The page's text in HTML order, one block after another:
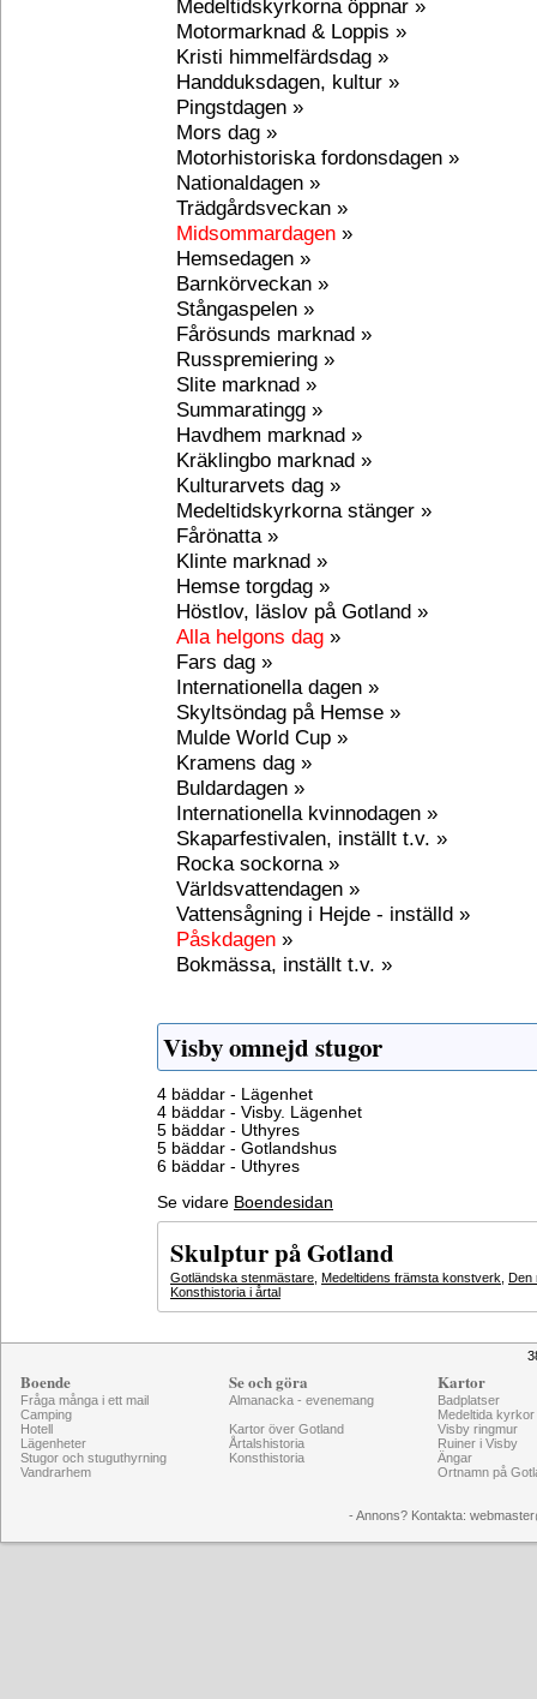
Medeltidskyrkorna öppnar »
Motormarknad & Loppis »
Kristi himmelfärdsdag »
Handduksdagen, kultur »
Pingstdagen »
Mors dag »
Motorhistoriska fordonsdagen »
Nationaldagen »
Trädgårdsveckan »
Midsommardagen »
Hemsedagen »
Barnkörveckan »
Stångaspelen »
Fårösunds marknad »
Russpremiering »
Slite marknad »
Summaratingg »
Havdhem marknad »
Kräklingbo marknad »
Kulturarvets dag »
Medeltidskyrkorna stänger »
Fårönatta »
Klinte marknad »
Hemse torgdag »
Höstlov, läslov på Gotland »
Alla helgons dag »
Fars dag »
Internationella dagen »
Skyltsöndag på Hemse »
Mulde World Cup »
Kramens dag »
Buldardagen »
Internationella kvinnodagen »
Skaparfestivalen, inställt t.v. »
Rocka sockorna »
Världsvattendagen »
Vattensågning i Hejde - inställd »
Påskdagen »
Bokmässa, inställt t.v. »
Visby omnejd stugor
4 bäddar - Lägenhet
4 bäddar - Visby. Lägenhet
5 bäddar - Uthyres
5 bäddar - Gotlandshus
6 bäddar - Uthyres
Se vidare Boendesidan
Skulptur på Gotland
Gotländska stenmästare Medeltidens främsta konstverk Den
Konsthistoria i årtal
Boende
Fråga många i ett mail
Camping
Hotell
Lägenheter
Stugor och stuguthyrning
Vandrarhem
Se och göra
Almanacka - evenemang
Kartor över Gotland
Årtalshistoria
Konsthistoria
Kartor
Badplatser
Medeltida kyrkor
Visby ringmur
Ruiner i Visby
Ängar
Ortnamn på
- Annons? Kontakta: